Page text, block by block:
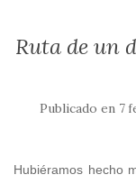
Ruta de un
Publicado en 7
Hubiéramos hecho